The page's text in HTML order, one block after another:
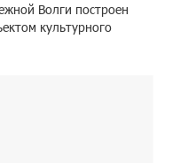
Волги построен
культурного